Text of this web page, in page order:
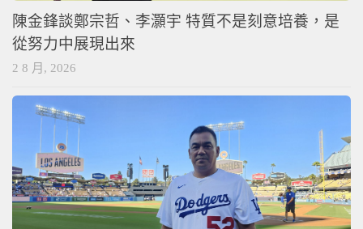
陳金鋒談鄭宗哲、李灝宇 特質不是刻意培養，是
從努力中展現出來
2 8 月, 2026